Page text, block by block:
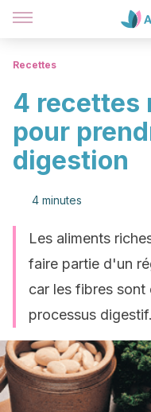
Recettes
4 recettes
pour
digestion
4 minutes
Les aliments
faire partie d'un
car les fibres sont
processus digestif.